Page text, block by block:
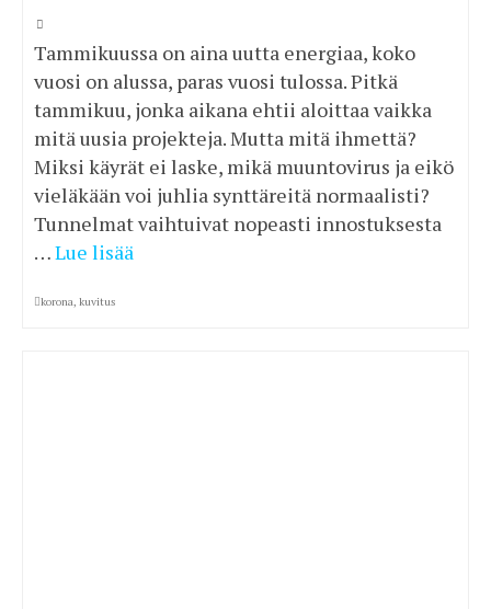
Tammikuussa on aina uutta energiaa, koko
vuosi on alussa, paras vuosi tulossa. Pitkä
tammikuu, jonka aikana ehtii aloittaa vaikka
mitä uusia projekteja. Mutta mitä ihmettä?
Miksi käyrät ei laske, mikä muuntovirus ja eikö
vieläkään voi juhlia synttäreitä normaalisti?
Tunnelmat vaihtuivat nopeasti innostuksesta
…Lue lisää
korona, kuvitus